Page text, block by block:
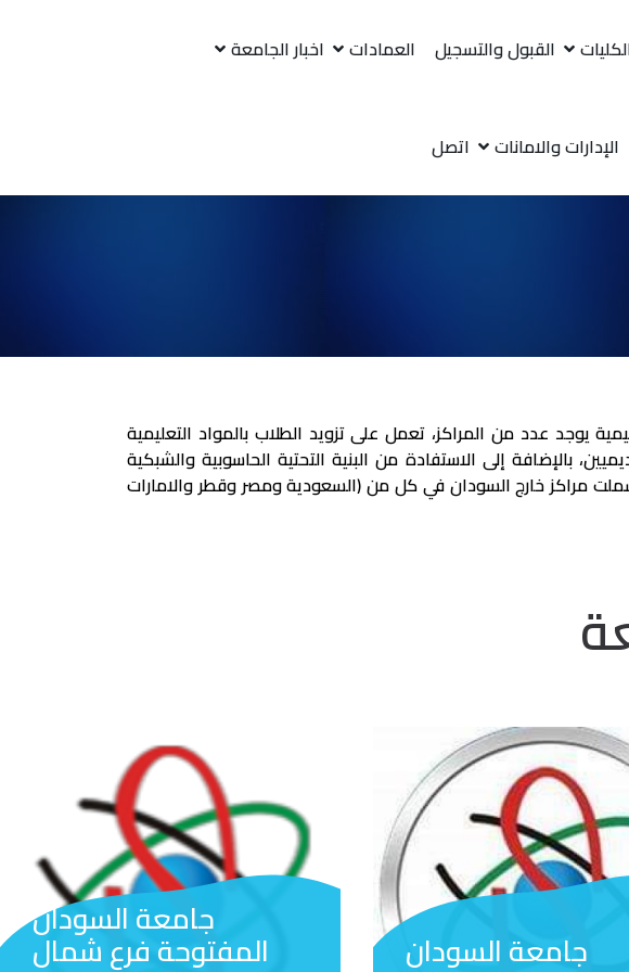
القبول والتسجيل العمادات اخبار الجامعة
الإدارات والامانات اتصل
عدد من المراكز، تعمل على تزويد الطلاب بالمواد التعليمية
بالإضافة إلى الاستفادة من البنية التحتية الحاسوبية والشبكية
مراكز خارج السودان في كل من (السعودية ومصر وقطر والامارات
جامعة السودان
جامعة السودان
المفتوحة فرع شمال